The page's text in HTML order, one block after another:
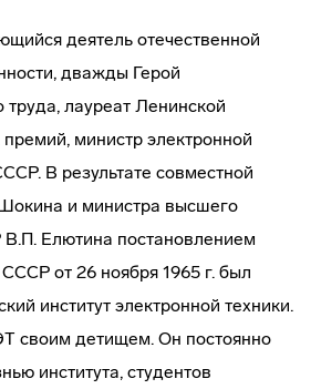
деятель отечественной
дважды Герой
труда, лауреат Ленинской
министр электронной
В результате совместной
и министра высшего
Елютина постановлением
от 26 ноября 1965 г. был
институт электронной техники.
своим детищем. Он постоянно
института, студентов